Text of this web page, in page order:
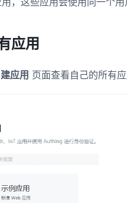
应用
window)
应用 页面查看自己的所有应